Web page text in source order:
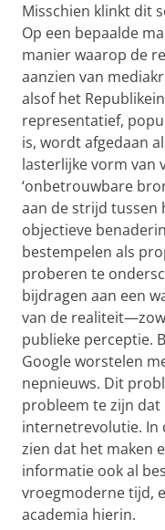
Misschien klinkt dit
Op een bepaalde
manier waarop de
aanzien van
alsof het
representatief,
is, wordt afgedaan
lasterlijke vorm van
‘onbetrouwbare
aan de strijd tussen
objectieve
bestempelen als
proberen te
bijdragen aan een
van de
publieke perceptie.
Google worstelen
nepnieuws. Dit
probleem te zijn
internetrevolutie. In
zien dat het maken
informatie ook al
vroegmoderne tijd,
academia hierin.